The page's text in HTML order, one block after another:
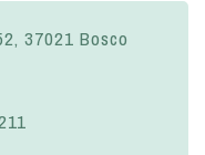
37021 Bosco